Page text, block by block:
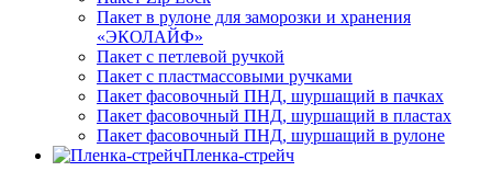
Пакет в рулоне для заморозки и хранения
«ЭКОЛАЙФ»
Пакет с петлевой ручкой
Пакет с пластмассовыми ручками
Пакет фасовочный ПНД, шуршащий в пачках
Пакет фасовочный ПНД, шуршащий в пластах
Пакет фасовочный ПНД, шуршащий в рулоне
Пленка-стрейч